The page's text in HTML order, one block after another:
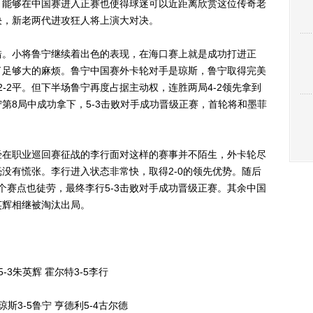
够在中国赛进入正赛也使得球迷可以近距离欣赏这位传奇老
新老两代进攻狂人将上演大对决。
将鲁宁继续着出色的表现，在海口赛上就是成功打进正
够大的麻烦。鲁宁中国赛外卡轮对手是琼斯，鲁宁取得完美
平。但下半场鲁宁再度占据主动权，连胜两局4-2领先拿到
8局中成功拿下，5-3击败对手成功晋级正赛，首轮将和墨菲
业巡回赛征战的李行面对这样的赛事并不陌生，外卡轮尽
有慌张。李行进入状态非常快，取得2-0的领先优势。随后
赛点也徒劳，最终李行5-3击败对手成功晋级正赛。其余中国
相继被淘汰出局。
朱英辉 霍尔特3-5李行
3-5鲁宁 亨德利5-4古尔德